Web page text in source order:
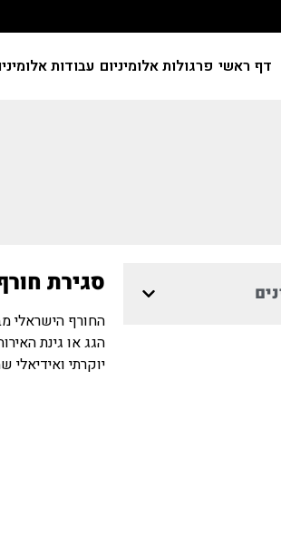
דף ראשי פרגולות אלומיניום עבודות
סגירת
החורף הישראלי
הגג או גינת
יוקרתי